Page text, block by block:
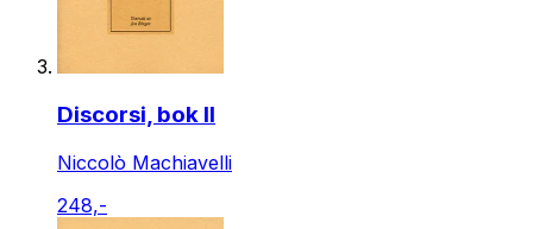
Discorsi, bok II
Niccolò Machiavelli
248,-